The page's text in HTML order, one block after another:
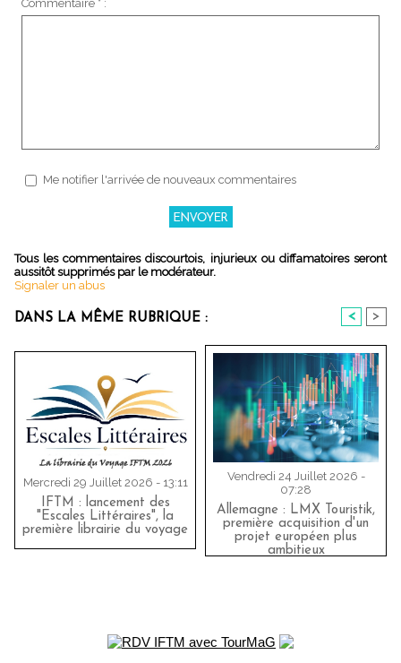
Commentaire * :
Me notifier l'arrivée de nouveaux commentaires
Tous les commentaires discourtois, injurieux ou diffamatoires seront
aussitôt supprimés par le modérateur.
Signaler un abus
DANS LA MÊME RUBRIQUE : < >
Mercredi 29 Juillet 2026 - 13:11
IFTM : lancement des
"Escales Littéraires", la
première librairie du voyage
Vendredi 24 Juillet 2026 -
07:28
Allemagne : LMX Touristik,
première acquisition d'un
projet européen plus
ambitieux